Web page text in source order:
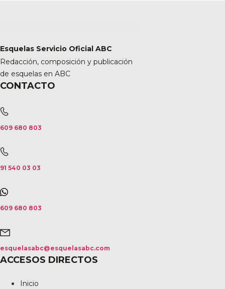
Esquelas Servicio Oficial ABC
Redacción, composición y publicación
de esquelas en ABC
CONTACTO
609 680 803
91 540 03 03
609 680 803
esquelasabc@esquelasabc.com
ACCESOS DIRECTOS
Inicio